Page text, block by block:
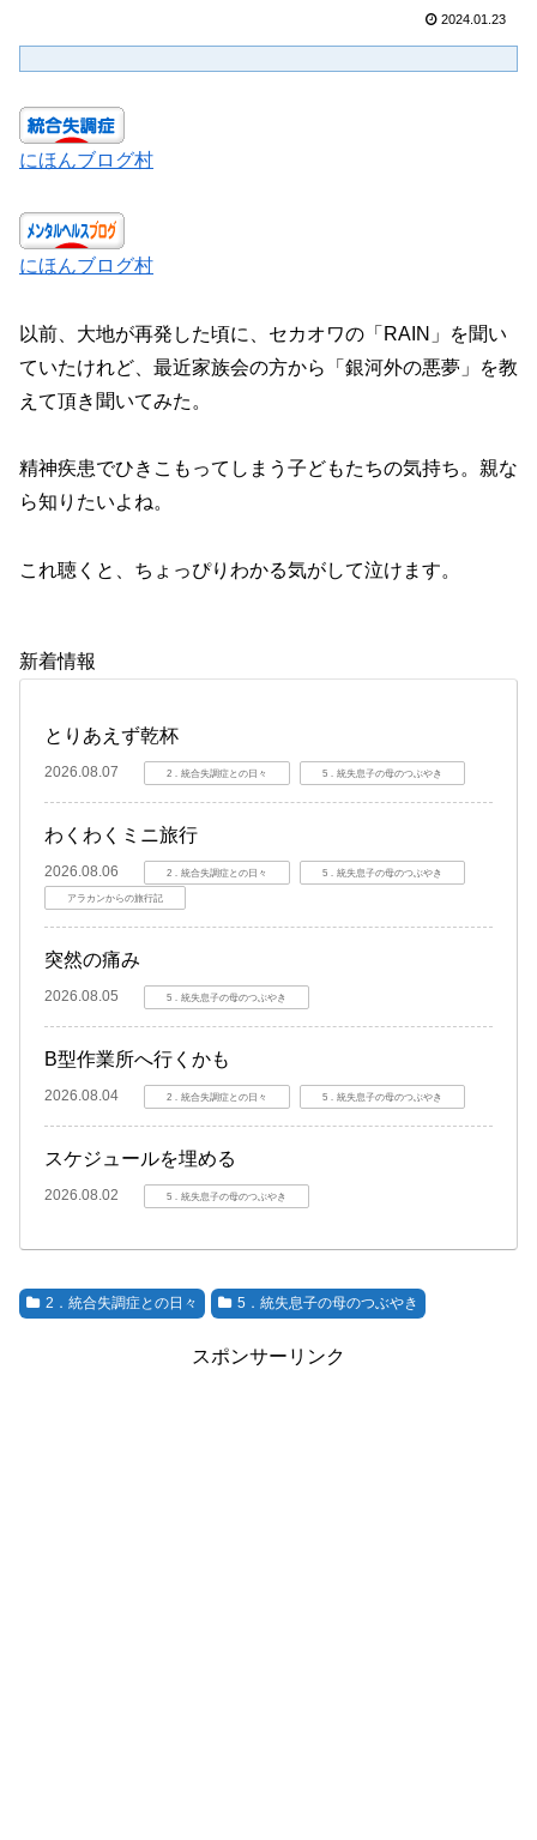
2024.01.23
にほんブログ村
にほんブログ村
以前、大地が再発した頃に、セカオワの「RAIN」を聞い
ていたけれど、最近家族会の方から「銀河外の悪夢」を教
えて頂き聞いてみた。
精神疾患でひきこもってしまう子どもたちの気持ち。親な
ら知りたいよね。
これ聴くと、ちょっぴりわかる気がして泣けます。
新着情報
とりあえず乾杯
2026.08.07 2．統合失調症との日々 5．統失息子の母のつぶやき
わくわくミニ旅行
2026.08.06 2．統合失調症との日々 5．統失息子の母のつぶやき
アラカンからの旅行記
突然の痛み
2026.08.05 5．統失息子の母のつぶやき
B型作業所へ行くかも
2026.08.04 2．統合失調症との日々 5．統失息子の母のつぶやき
スケジュールを埋める
2026.08.02 5．統失息子の母のつぶやき
2．統合失調症との日々 5．統失息子の母のつぶやき
スポンサーリンク